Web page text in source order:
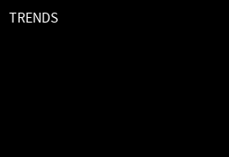
TRENDS